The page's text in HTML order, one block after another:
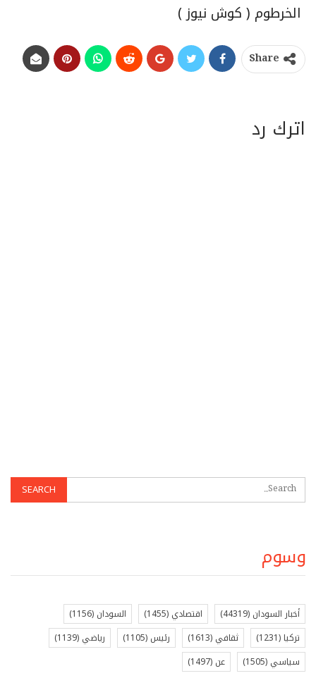
الخرطوم ( كوش نيوز )
Share
اترك رد
وسوم
أخبار السودان (44319) اقتصادي (1455) السودان (1156)
تركيا (1231) ثقافي (1613) رئيس (1105) رياضي (1139)
سياسي (1505) عن (1497)